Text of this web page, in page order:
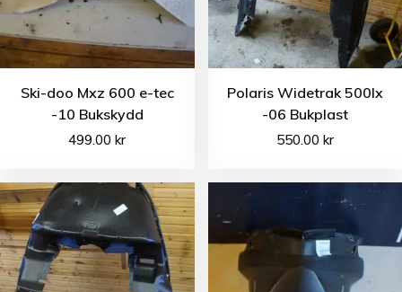
Ski-doo Mxz 600 e-tec
-10 Bukskydd
499.00kr
Polaris Widetrak 500lx
-06 Bukplast
550.00 kr